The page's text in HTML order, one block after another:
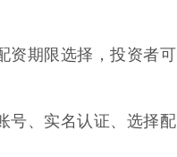
资期限选择，投资者可
号、实名认证、选择配